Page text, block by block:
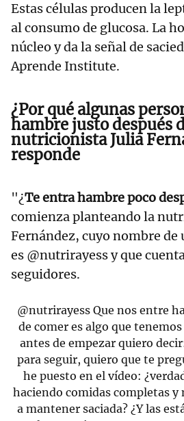
Estas células producen la
al consumo de glucosa. La
núcleo y da la señal de
Aprende Institute.
¿Por qué algunas
hambre justo después
nutricionista Julia
responde
"¿Te entra hambre poco
comienza planteando la
Fernández, cuyo nombre de
es @nutrirayess y que
seguidores.
@nutrirayess Que nos entre
de comer es algo que
antes de empezar quiero
para seguir, quiero que te
he puesto en el vídeo:
haciendo comidas completas
a mantener saciada? ¿Y las